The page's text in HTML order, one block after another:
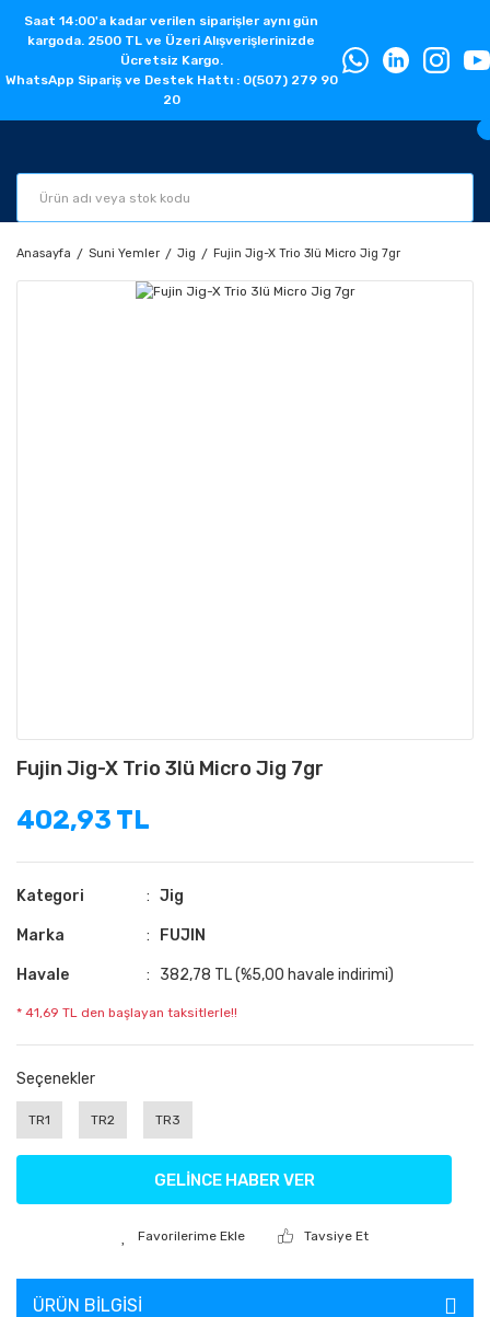
Saat 14:00'a kadar verilen siparişler aynı gün
kargoda. 2500 TL ve Üzeri Alışverişlerinizde
Ücretsiz Kargo.
WhatsApp Sipariş ve Destek Hattı : 0(507) 279 90
20
Anasayfa Suni Yemler Jig Fujin Jig-X Trio 3lü Micro Jig 7gr
Fujin Jig-X Trio 3lü Micro Jig 7gr
402,93 TL
Kategori Jig
Marka FUJIN
Havale 382,78 TL (%5,00 havale indirimi)
* 41,69 TL den başlayan taksitlerle!!
Seçenekler
TR1 TR2 TR3
GELİNCE HABER VER
Tavsiye Et
ÜRÜN BILGISI